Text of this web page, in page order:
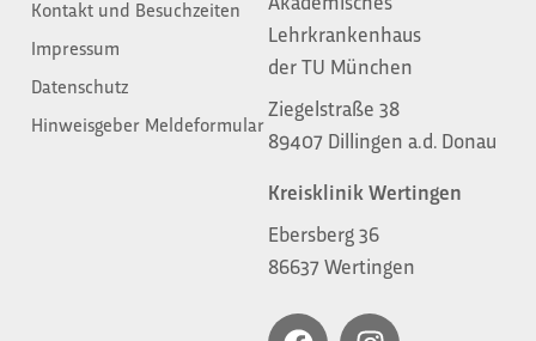
Kontakt und Besuchzeiten
Impressum
Datenschutz
Hinweisgeber Meldeformular
Lehrkrankenhaus
der TU München
Ziegelstraße 38
89407 Dillingen a.d. Donau
Kreisklinik Wertingen
Ebersberg 36
86637 Wertingen